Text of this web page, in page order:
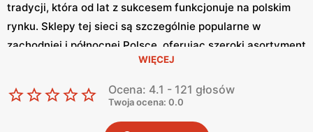
tradycji, która od lat z sukcesem funkcjonuje na polskim
rynku. Sklepy tej sieci są szczególnie popularne w
zachodniej i północnej Polsce, oferując szeroki asortyment
produktów spożywczych i przemysłowych, które spełniają
potrzeby codziennego życia. Klienci cenią sobie przede
wszystkim
niskie cenyoraz licznepromocje
pozwalają na znaczące oszczędności podczas zakupów.
WIĘCEJ
Ocena: 4.1 - 121 głosów
Twoja ocena: 0.0